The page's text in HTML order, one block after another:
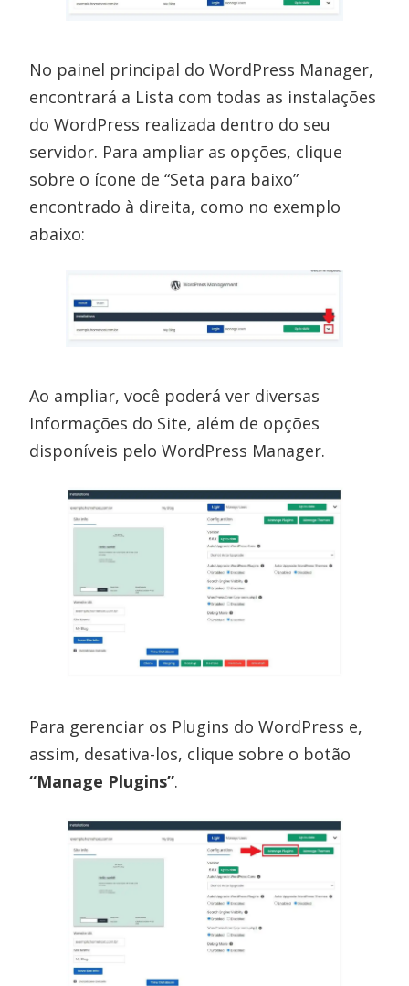
No painel principal do WordPress Manager,
encontrará a Lista com todas as instalações
do WordPress realizada dentro do seu
servidor. Para ampliar as opções, clique
sobre o ícone de “Seta para baixo”
encontrado à direita, como no exemplo
abaixo:
Ao ampliar, você poderá ver diversas
Informações do Site, além de opções
disponíveis pelo WordPress Manager.
Para gerenciar os Plugins do WordPress e,
assim, desativa-los, clique sobre o botão
“Manage Plugins”.